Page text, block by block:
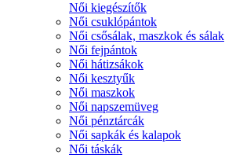
Női kiegészítők
Női csuklópántok
Női csősálak, maszkok és sálak
Női fejpántok
Női hátizsákok
Női kesztyűk
Női maszkok
Női napszemüveg
Női pénztárcák
Női sapkák és kalapok
Női táskák